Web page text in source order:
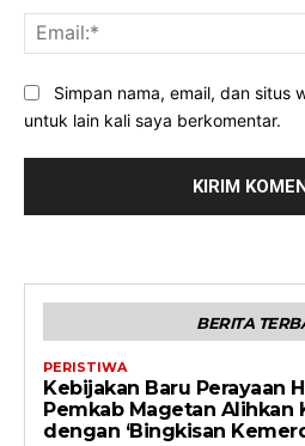
Simpan nama, email, dan situs
untuk lain kali saya berkomentar.
BERITA
PERISTIWA
Kebijakan Baru Perayaan
Pemkab Magetan Alihkan
dengan ‘Bingkisan